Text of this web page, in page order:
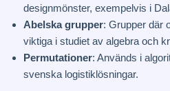
designmönster, exempelvis i
Abelska grupper: Grupper där
viktiga i studiet av algebra och
Permutationer: Används i
svenska logistiklösningar.